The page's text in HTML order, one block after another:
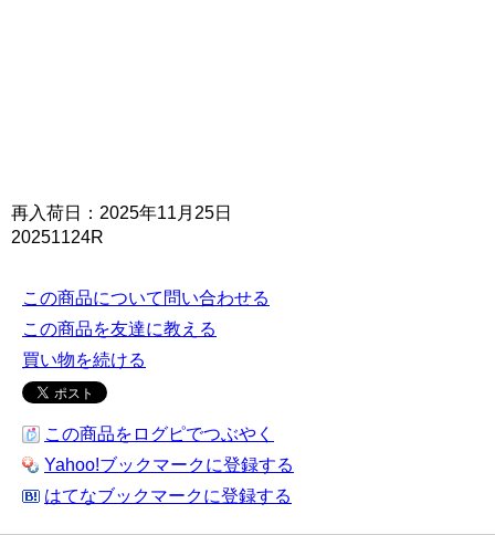
再入荷日：2025年11月25日
20251124R
この商品について問い合わせる
この商品を友達に教える
買い物を続ける
この商品をログピでつぶやく
Yahoo!ブックマークに登録する
はてなブックマークに登録する